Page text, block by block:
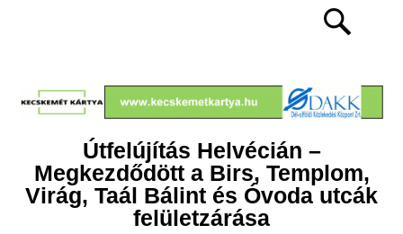
Útfelújítás Helvécián –
Megkezdődött a Birs, Templom,
Virág, Taál Bálint és Óvoda utcák
felületzárása